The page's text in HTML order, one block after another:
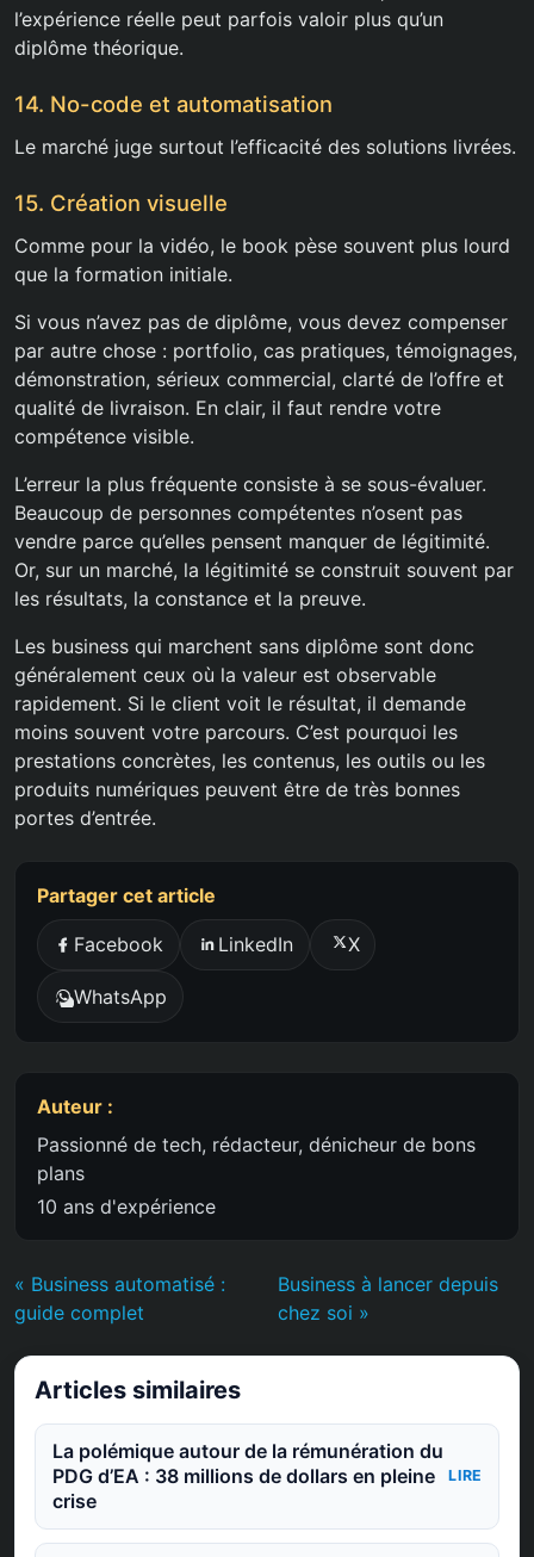
l’expérience réelle peut parfois valoir plus qu’un
diplôme théorique.
14. No-code et automatisation
Le marché juge surtout l’efficacité des solutions livrées.
15. Création visuelle
Comme pour la vidéo, le book pèse souvent plus lourd
que la formation initiale.
Si vous n’avez pas de diplôme, vous devez compenser
par autre chose : portfolio, cas pratiques, témoignages,
démonstration, sérieux commercial, clarté de l’offre et
qualité de livraison. En clair, il faut rendre votre
compétence visible.
L’erreur la plus fréquente consiste à se sous-évaluer.
Beaucoup de personnes compétentes n’osent pas
vendre parce qu’elles pensent manquer de légitimité.
Or, sur un marché, la légitimité se construit souvent par
les résultats, la constance et la preuve.
Les business qui marchent sans diplôme sont donc
généralement ceux où la valeur est observable
rapidement. Si le client voit le résultat, il demande
moins souvent votre parcours. C’est pourquoi les
prestations concrètes, les contenus, les outils ou les
produits numériques peuvent être de très bonnes
portes d’entrée.
Partager cet article
Facebook LinkedIn X
WhatsApp
Auteur :
Passionné de tech, rédacteur, dénicheur de bons
plans
10 ans d'expérience
« Business automatisé :
guide complet
Business à lancer depuis
chez soi »
Articles similaires
La polémique autour de la rémunération du
PDG d’EA : 38 millions de dollars en pleine
crise
LIRE